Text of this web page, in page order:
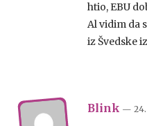
htio, EBU
Al vidim da
iz Švedske
Blink — 24.